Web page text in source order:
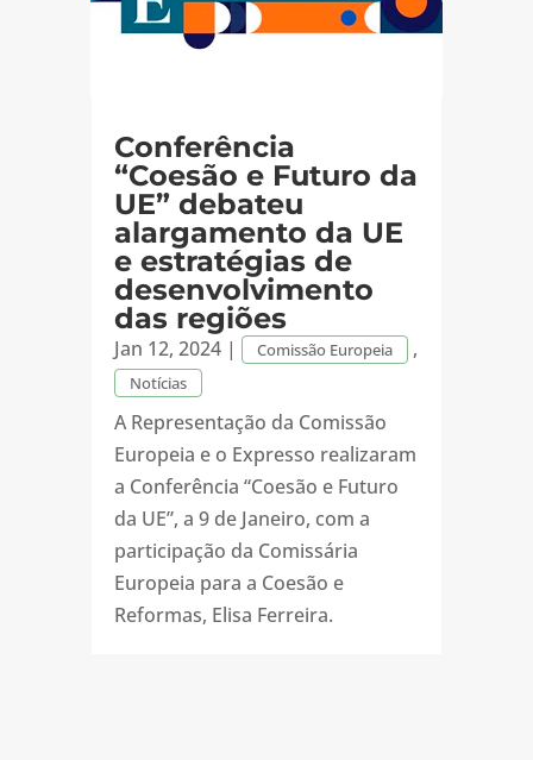
Conferência
“Coesão e Futuro da
UE” debateu
alargamento da UE
e estratégias de
desenvolvimento
das regiões
Jan 12, 2024| Comissão Europeia ,
Notícias
A Representação da Comissão
Europeia e o Expresso realizaram
a Conferência “Coesão e Futuro
da UE”, a 9 de Janeiro, com a
participação da Comissária
Europeia para a Coesão e
Reformas, Elisa Ferreira.